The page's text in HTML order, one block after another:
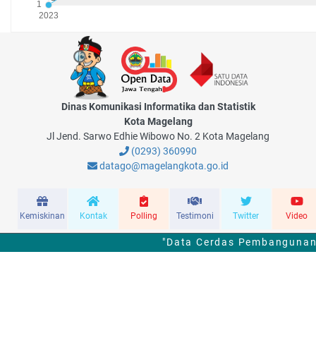
Dinas Komunikasi Informatika dan Statistik
Kota Magelang
Jl Jend. Sarwo Edhie Wibowo No. 2 Kota Magelang
(0293) 360990
datago@magelangkota.go.id
Kemiskinan Kontak Polling Testimoni Twitter Video
"Data Cerdas